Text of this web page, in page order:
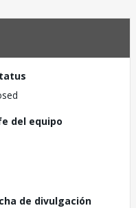
del equipo
de divulgación